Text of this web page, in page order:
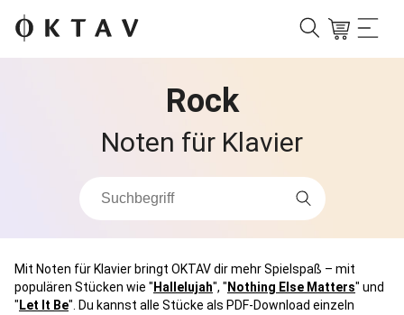
Rock
Noten für Klavier
Mit Noten für Klavier bringt OKTAV dir mehr Spielspaß – mit
populären Stücken wie " Hallelujah", " Nothing Else Matters" und
" Let It Be". Du kannst alle Stücke als PDF-Download einzeln